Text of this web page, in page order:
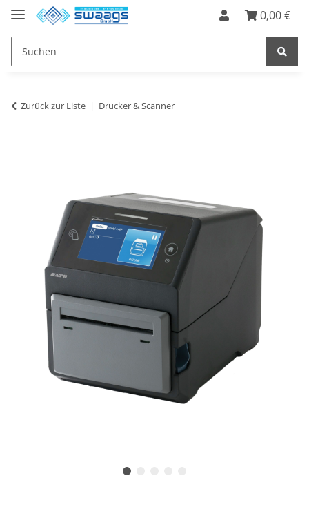
0,00 €
Zurück zur Liste Drucker & Scanner